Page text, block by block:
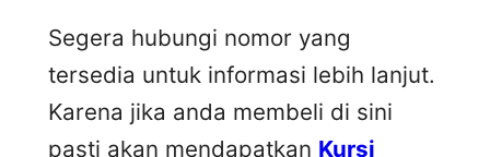
Segera hubungi nomor yang
tersedia untuk informasi lebih lanjut.
Karena jika anda membeli di sini
pasti akan mendapatkan Kursi